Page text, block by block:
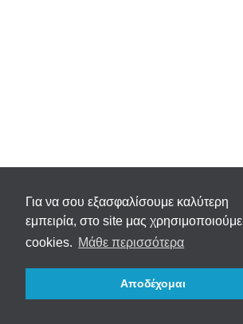
Για να σου εξασφαλίσουμε καλύτερη
εμπειρία, στο site μας χρησιμοποιούμε
cookies. Μάθε περισσότερα
Αποδέχομαι